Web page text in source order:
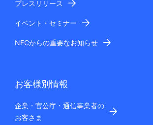
プレスリリース
イベント・セミナー
NECからの重要なお知らせ
お客様別情報
企業・官公庁・通信事業者の
お客さま